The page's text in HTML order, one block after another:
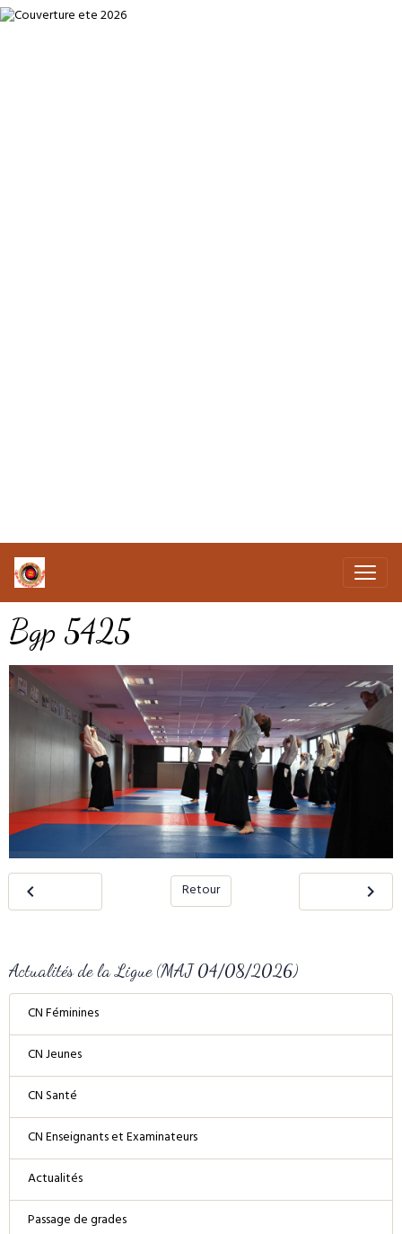
Bgp 5425
Retour
Actualités de la Ligue (MAJ 04/08/2026)
CN Féminines
CN Jeunes
CN Santé
CN Enseignants et Examinateurs
Actualités
Passage de grades